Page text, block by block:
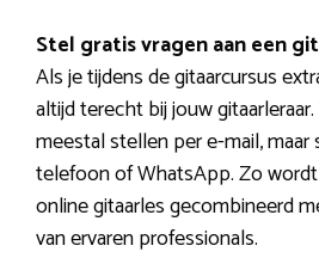
Stel gratis vragen aan een
Als je tijdens de gitaarcursus
altijd terecht bij jouw
meestal stellen per e-mail,
telefoon of WhatsApp. Zo
online gitaarles gecombineerd
van ervaren professionals.